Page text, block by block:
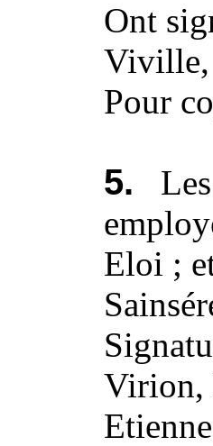
Ont
Viville,
Pour
5.
Eloi ;
Virion,